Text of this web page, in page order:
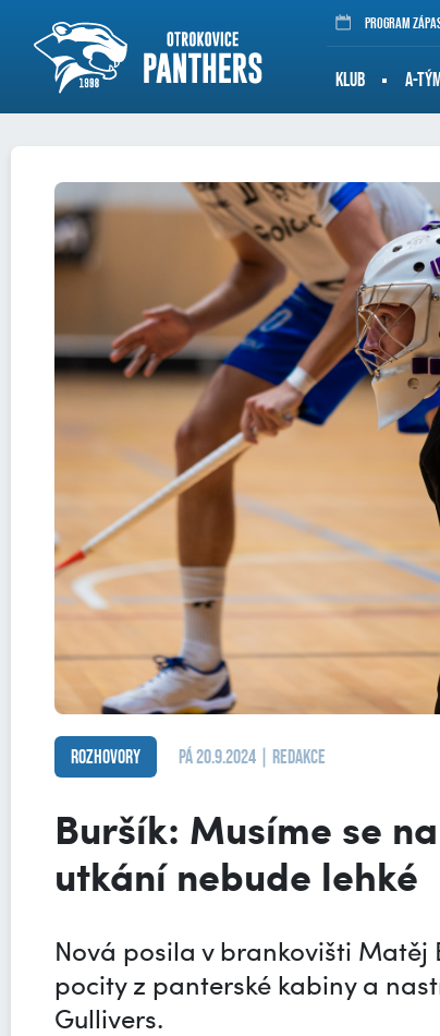
Program
KLUB A-
Rozhovory pá 20.9.2024 | redakce
Buršík: Musíme se
utkání nebude lehké
Nová posila v brankovišti Matěj
pocity z panterské kabiny a
Gullivers.